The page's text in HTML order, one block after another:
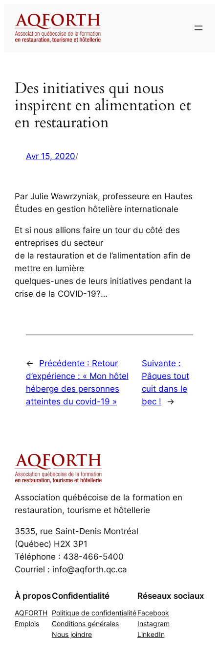
contenu
Des initiatives qui nous
inspirent en alimentation et
en restauration
Avr 15, 2020/
Par Julie Wawrzyniak, professeure en Hautes
Études en gestion hôtelière internationale
Et si nous allions faire un tour du côté des
entreprises du secteur
de la restauration et de l’alimentation afin de
mettre en lumière
quelques-unes de leurs initiatives pendant la
crise de la COVID-19?…
← Précédente : Retour
d’expérience : « Mon hôtel
héberge des personnes
atteintes du covid-19 »
Suivante :
Pâques tout
cuit dans le
bec !
→
Association québécoise de la formation en
restauration, tourisme et hôtellerie
3535, rue Saint-Denis Montréal
(Québec) H2X 3P1
Téléphone : 438-466-5400
Courriel : info@aqforth.qc.ca
À propos
AQFORTH
Emplois
Confidentialité
Politique de confidentialité
Conditions générales
Nous joindre
Réseaux sociaux
Facebook
Instagram
LinkedIn